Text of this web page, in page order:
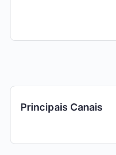
Principais Canais